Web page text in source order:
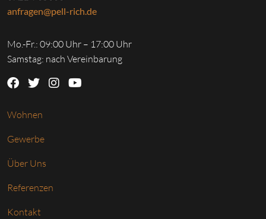
anfragen@pell-rich.de
Mo.-Fr.: 09:00 Uhr – 17:00 Uhr
Samstag: nach Vereinbarung
Wohnen
Gewerbe
Über Uns
Referenzen
Kontakt